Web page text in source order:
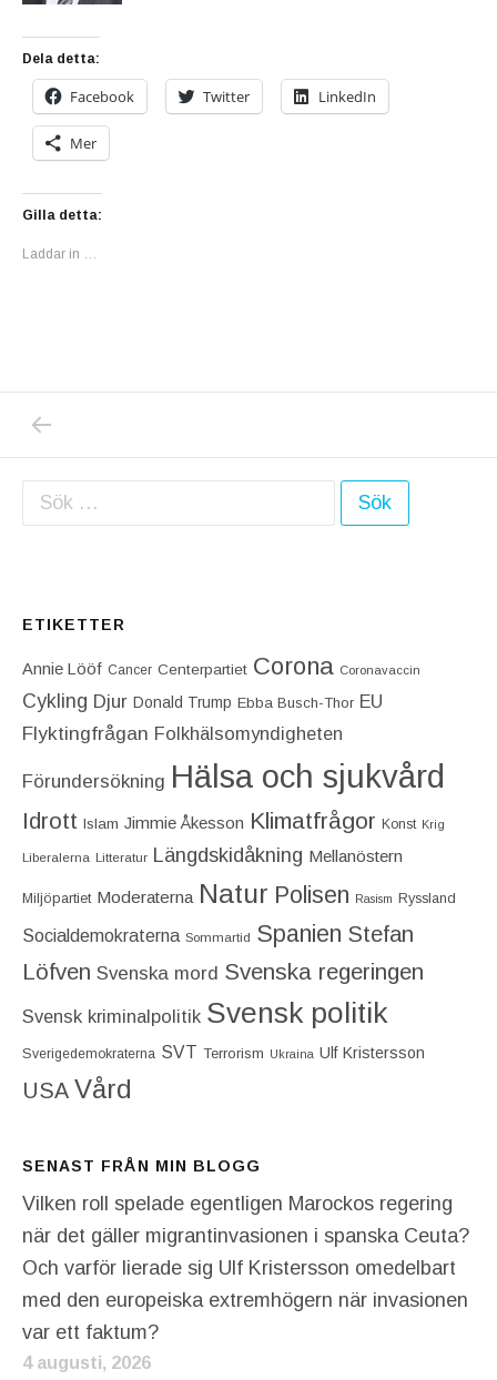
Dela detta:
Facebook Twitter LinkedIn
Mer
Gilla detta:
Laddar in …
Inläggsnavigering
Sök efter:
ETIKETTER
Annie Lööf Cancer Centerpartiet‎ Corona Coronavaccin
Cykling Djur Donald Trump Ebba Busch-Thor EU
Flyktingfrågan Folkhälsomyndigheten
Förundersökning Hälsa och sjukvård
Idrott Islam Jimmie Åkesson Klimatfrågor Konst Krig
Liberalerna Litteratur Längdskidåkning Mellanöstern
Miljöpartiet Moderaterna Natur Polisen Rasism Ryssland
Socialdemokraterna Sommartid Spanien Stefan
Löfven Svenska mord Svenska regeringen
Svensk kriminalpolitik Svensk politik
Sverigedemokraterna SVT Terrorism Ukraina Ulf Kristersson
USA Vård
SENAST FRÅN MIN BLOGG
Vilken roll spelade egentligen Marockos regering
när det gäller migrantinvasionen i spanska Ceuta?
Och varför lierade sig Ulf Kristersson omedelbart
med den europeiska extremhögern när invasionen
var ett faktum?
4 augusti, 2026